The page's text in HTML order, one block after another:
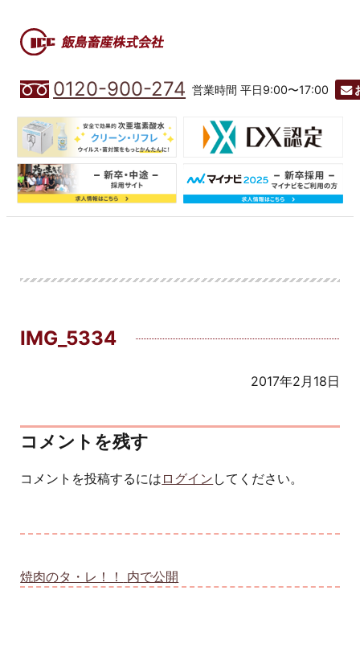
0120-900-274 営業時間 平日9:00〜17:00
IMG_5334
2017年2月18日
コメントを残す
コメントを投稿するには ログイン してください。
焼肉のタ・レ！！
内で公開